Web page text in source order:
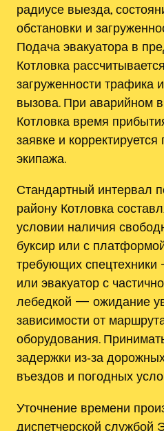
радиусе выезда,
обстановки и
Подача эвакуатора в
Котловка
загруженности трафика
вызова. При аварийном
Котловка время
заявке и
экипажа.
Стандартный интервал
району Котловка
условии наличия
буксир или с
требующих
или эвакуатор с
лебедкой — ожидание
зависимости от
оборудования.
задержки из‑за
въездов и погодных
Уточнение времени
диспетчерской службой